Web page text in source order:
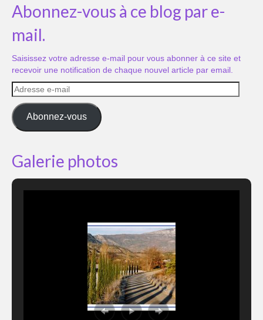
Abonnez-vous à ce blog par e-
mail.
Saisissez votre adresse e-mail pour vous abonner à ce site et
recevoir une notification de chaque nouvel article par email.
Adresse
e-
mail
Abonnez-vous
Galerie photos